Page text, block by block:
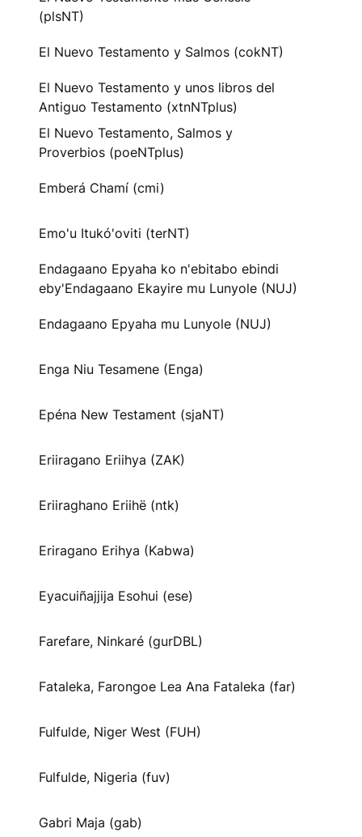
(plsNT)
El Nuevo Testamento y Salmos (cokNT)
El Nuevo Testamento y unos libros del
Antiguo Testamento (xtnNTplus)
El Nuevo Testamento, Salmos y
Proverbios (poeNTplus)
Emberá Chamí (cmi)
Emo'u Itukó'oviti (terNT)
Endagaano Epyaha ko n'ebitabo ebindi
eby'Endagaano Ekayire mu Lunyole (NUJ)
Endagaano Epyaha mu Lunyole (NUJ)
Enga Niu Tesamene (Enga)
Epéna New Testament (sjaNT)
Eriiragano Eriihya (ZAK)
Eriiraghano Eriihë (ntk)
Eriragano Erihya (Kabwa)
Eyacuiñajjija Esohui (ese)
Farefare, Ninkaré (gurDBL)
Fataleka, Farongoe Lea Ana Fataleka (far)
Fulfulde, Niger West (FUH)
Fulfulde, Nigeria (fuv)
Gabri Maja (gab)